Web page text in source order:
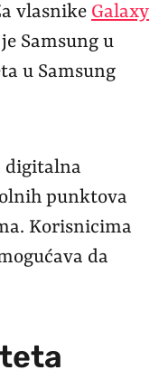
vlasnike Galaxy
Samsung u
u Samsung
digitalna
punktova
Korisnicima
da